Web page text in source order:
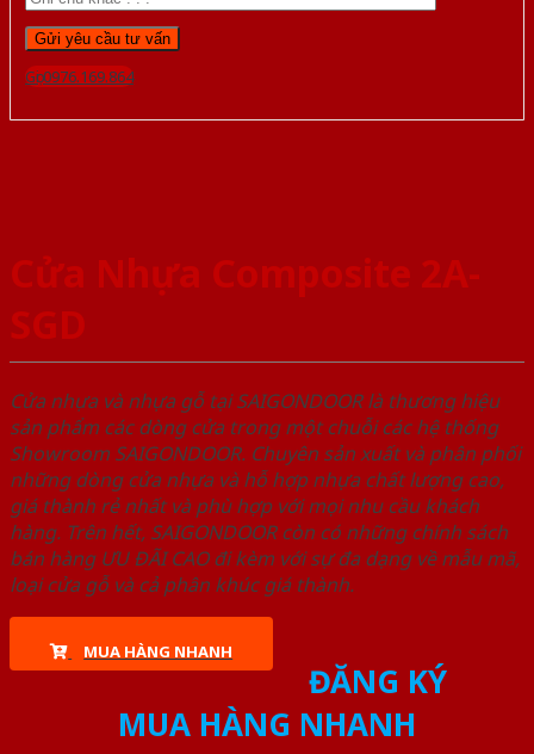
Gọi 0976.169.864
Cửa Nhựa Composite 2A-
SGD
Cửa nhựa và nhựa gỗ tại SAIGONDOOR là thương hiệu
sản phẩm các dòng cửa trong một chuỗi các hệ thống
Showroom SAIGONDOOR. Chuyên sản xuất và phân phối
những dòng cửa nhựa và hỗ hợp nhựa chất lượng cao,
giá thành rẻ nhất và phù hợp với mọi nhu cầu khách
hàng. Trên hết, SAIGONDOOR còn có những chính sách
bán hàng ƯU ĐÃI CAO đi kèm với sự đa dạng về mẫu mã,
loại cửa gỗ và cả phân khúc giá thành.
MUA HÀNG NHANH
ĐĂNG KÝ
MUA HÀNG NHANH